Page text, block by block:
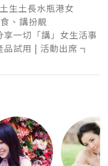
生土長水瓶港女
、講扮靚
一切「講」女生活事
試用 | 活動出席 ╗